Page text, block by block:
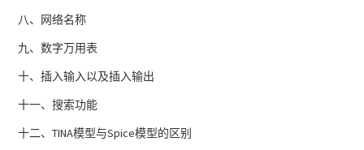
八、网络名称
九、数字万用表
十、插入输入以及插入输出
十一、搜索功能
十二、TINA模型与Spice模型的区别